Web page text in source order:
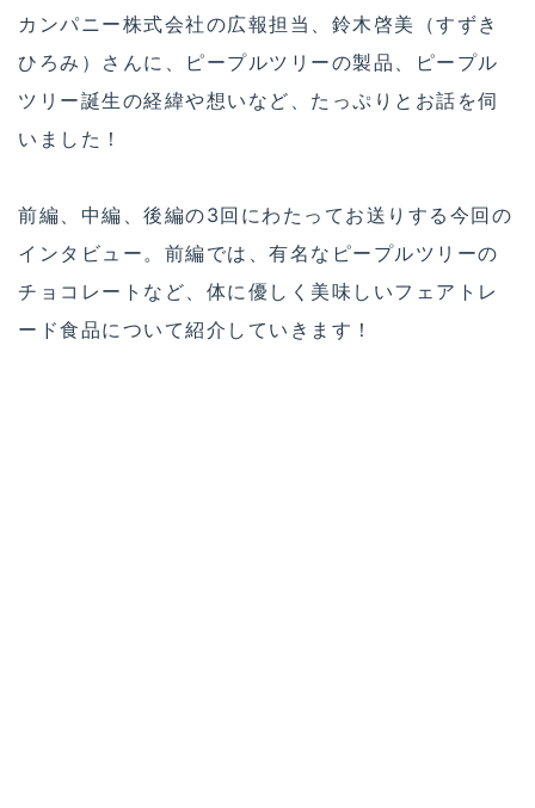
カンパニー株式会社の広報担当、鈴木啓美（すずき
ひろみ）さんに、ピープルツリーの製品、ピープル
ツリー誕生の経緯や想いなど、たっぷりとお話を伺
いました！
前編、中編、後編の3回にわたってお送りする今回の
インタビュー。前編では、有名なピープルツリーの
チョコレートなど、体に優しく美味しいフェアトレ
ード食品について紹介していきます！